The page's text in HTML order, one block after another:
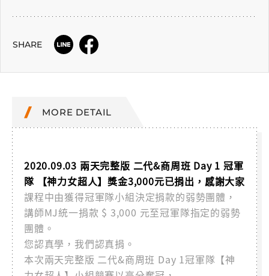
SHARE
MORE DETAIL
2020.09.03 兩天完整版 二代&商周班 Day 1 冠軍
隊 【神力女超人】獎金3,000元已捐出，感謝大家
課程中由獲得冠軍隊小組決定捐款的弱勢團體，
講師MJ統一捐款 $ 3,000 元至冠軍隊指定的弱勢
團體。
您認真學，我們認真捐。
本次兩天完整版 二代&商周班 Day 1冠軍隊【神